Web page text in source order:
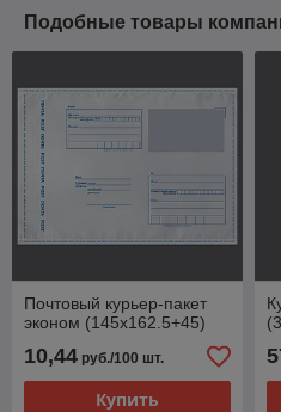
Подобные товары
Почтовый курьер-пакет
эконом (145x162.5+45)
10,44 руб./100 шт.
Купить